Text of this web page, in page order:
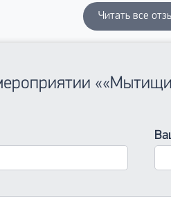
Читать все